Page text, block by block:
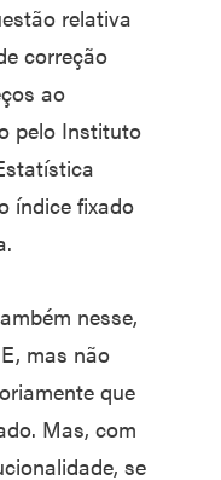
relativa
correção
ao
pelo Instituto
índice fixado
nesse,
mas não
que
Mas, com
se